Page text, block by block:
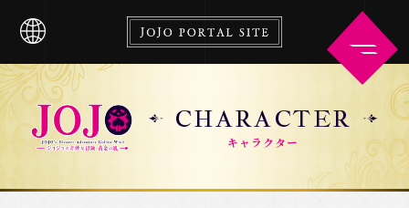
CHARACTER
キャラクター